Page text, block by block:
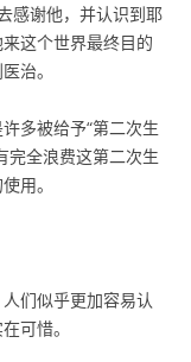
感谢他，并认识到耶
这个世界最终目的
治。
多被给予“第二次生
完全浪费这第二次生
用。
们似乎更加容易认
可惜。